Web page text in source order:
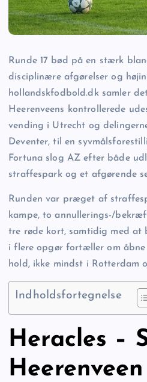
Runde 17 bød på en stærk
disciplinære afgørelser og
hollandskfodbold.dk samler
Heerenveens kontrollerede
vending i Utrecht og
Deventer, til en
Fortuna slog AZ efter både
straffespark og et afgørende
Runden var præget af
kampe, to annullerings-/
tre røde kort, samtidig med at
i flere opgør fortæller om åbne
hold, ikke mindst i Rotterdam
Indholdsfortegnelse
Heracles –